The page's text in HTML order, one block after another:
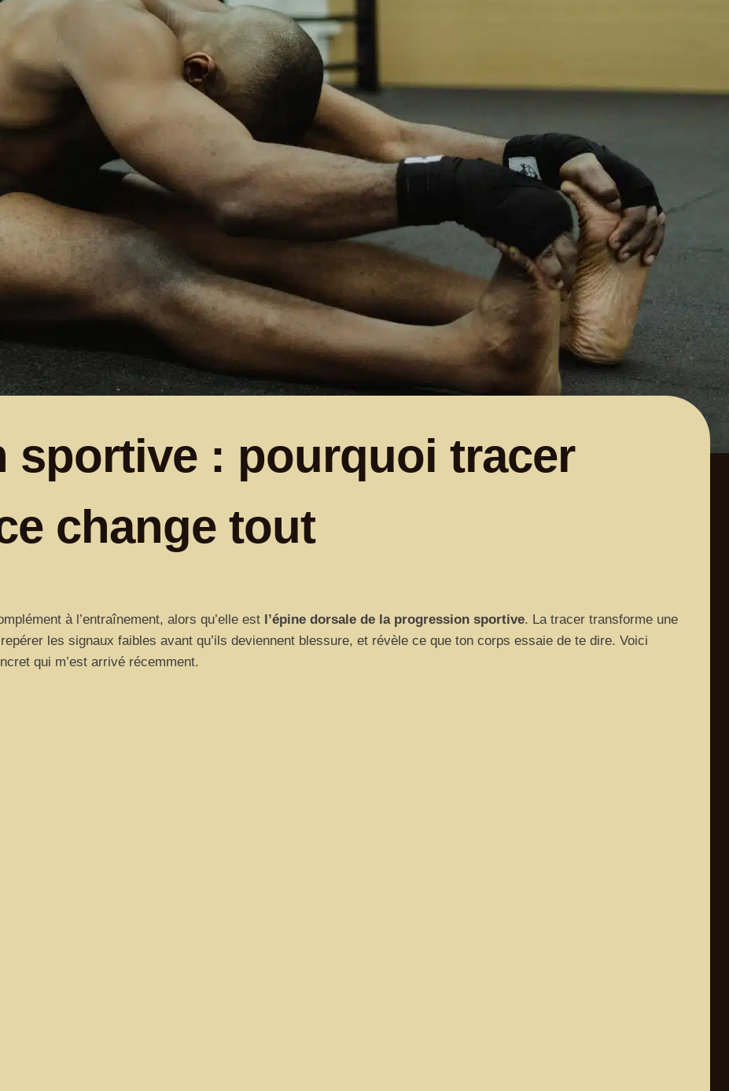
sportive : pourquoi tracer
change tout
à l’entraînement, alors qu’elle est l’épine dorsale de la progression sportive. La tracer transforme une
les signaux faibles avant qu’ils deviennent blessure, et révèle ce que ton corps essaie de te dire. Voici
qui m’est arrivé récemment.